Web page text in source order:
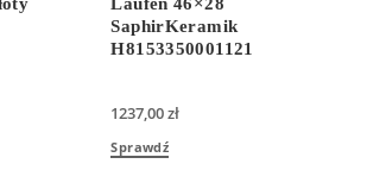
SaphirKeramik
H8153350001121
1237,00zł
Sprawdź